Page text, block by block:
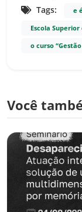
Tags:
e
Escola
o curso
Você